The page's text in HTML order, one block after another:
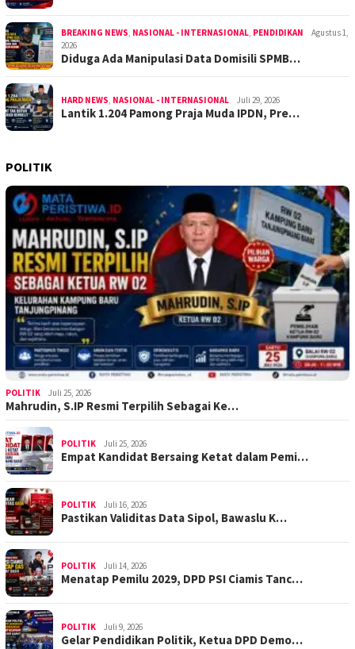
BREAKING NEWS, NASIONAL - INTERNASIONAL, PENDIDIKAN
Agustus 1,
2026
Diduga Ada Manipulasi Data Domisili SPMB…
HARD NEWS, NASIONAL - INTERNASIONAL Juli 29, 2026
Lantik 1.204 Pamong Praja Muda IPDN, Pre…
POLITIK
POLITIK Juli 25, 2026
Mahrudin, S.IP Resmi Terpilih Sebagai Ke…
POLITIK Juli 25, 2026
Empat Kandidat Bersaing Ketat dalam Pemi…
POLITIK Juli 16, 2026
Pastikan Validitas Data Sipol, Bawaslu K…
POLITIK Juli 14, 2026
Menatap Pemilu 2029, DPD PSI Ciamis Tanc…
POLITIK Juli 9, 2026
Gelar Pendidikan Politik, Ketua DPD Demo…